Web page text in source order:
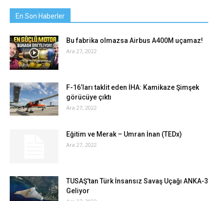
En Son Haberler
Bu fabrika olmazsa Airbus A400M uçamaz!
Ara 27, 2022
F-16’ları taklit eden İHA: Kamikaze Şimşek
görücüye çıktı
Ara 27, 2022
Eğitim ve Merak – Umran İnan (TEDx)
Ara 27, 2022
TUSAŞ’tan Türk İnsansız Savaş Uçağı ANKA-3
Geliyor